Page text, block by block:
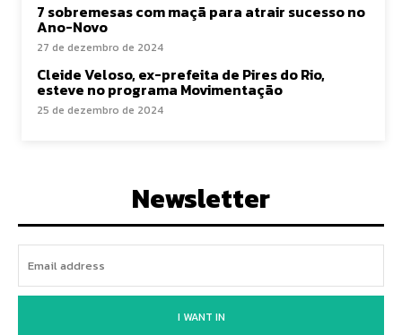
7 sobremesas com maçã para atrair sucesso no
Ano-Novo
27 de dezembro de 2024
Cleide Veloso, ex-prefeita de Pires do Rio,
esteve no programa Movimentação
25 de dezembro de 2024
Newsletter
I WANT IN